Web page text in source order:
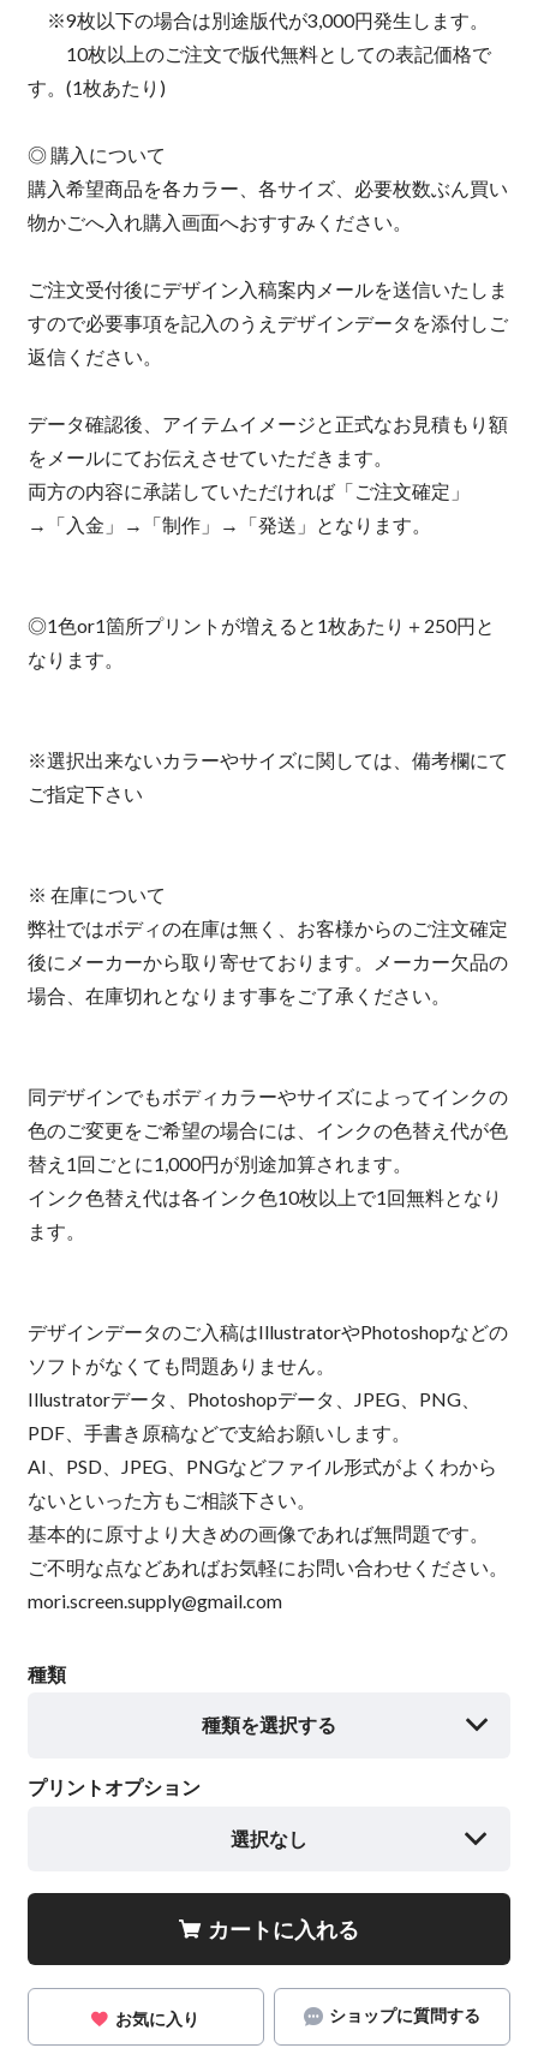
※9枚以下の場合は別途版代が3,000円発生します。
10枚以上のご注文で版代無料としての表記価格で
す。(1枚あたり)
◎ 購入について
購入希望商品を各カラー、各サイズ、必要枚数ぶん買い
物かごへ入れ購入画面へおすすみください。
ご注文受付後にデザイン入稿案内メールを送信いたしま
すので必要事項を記入のうえデザインデータを添付しご
返信ください。
データ確認後、アイテムイメージと正式なお見積もり額
をメールにてお伝えさせていただきます。
両方の内容に承諾していただければ「ご注文確定」
→「入金」→「制作」→「発送」となります。
◎1色or1箇所プリントが増えると1枚あたり＋250円と
なります。
※選択出来ないカラーやサイズに関しては、備考欄にて
ご指定下さい
※ 在庫について
弊社ではボディの在庫は無く、お客様からのご注文確定
後にメーカーから取り寄せております。メーカー欠品の
場合、在庫切れとなります事をご了承ください。
同デザインでもボディカラーやサイズによってインクの
色のご変更をご希望の場合には、インクの色替え代が色
替え1回ごとに1,000円が別途加算されます。
インク色替え代は各インク色10枚以上で1回無料となり
ます。
デザインデータのご入稿はIllustratorやPhotoshopなどの
ソフトがなくても問題ありません。
Illustratorデータ、Photoshopデータ、JPEG、PNG、
PDF、手書き原稿などで支給お願いします。
AI、PSD、JPEG、PNGなどファイル形式がよくわから
ないといった方もご相談下さい。
基本的に原寸より大きめの画像であれば無問題です。
ご不明な点などあればお気軽にお問い合わせください。
mori.screen.supply@gmail.com
種類
種類を選択する
プリントオプション
選択なし
カートに入れる
お気に入り ショップに質問する